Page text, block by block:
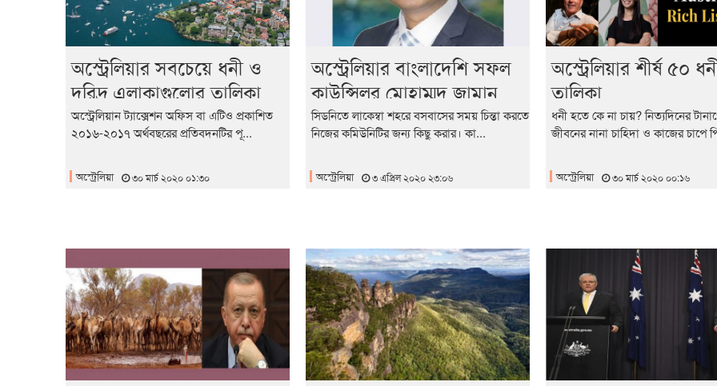
অস্ট্রেলিয়ার সবচেয়ে ধনী ও
দরিদ্র এলাকাগুলোর তালিকা
প্রকাশ
অস্ট্রেলিয়ান ট্যাক্সেশন অফিস বা এটিও প্রকাশিত
২০১৬-২০১৭ অর্থবছরের প্রতিবদনটির পূ...
অস্ট্রেলিয়া ৩০ মার্চ ২০২০ ০১:৩০
অস্ট্রেলিয়ার বাংলাদেশি সফল
কাউন্সিলর মোহাম্মদ জামান
টিটুর সাফল্যের গল্প
সিডনিতে লাকেম্বা শহরে বসবাসের সময় চিন্তা করতে
নিজের কমিউনিটির জন্য কিছু করার। কা...
অস্ট্রেলিয়া ৩ এপ্রিল ২০২০ ২৩:০৬
অস্ট্রেলিয়ার শীর্ষ ৫০
তালিকা
ধনী হতে কে না চায়? নিত্যদিনের
জীবনের নানা চাহিদা ও কাজের চাপে
অস্ট্রেলিয়া ৩০ মার্চ ২০২০ ০০:১৬